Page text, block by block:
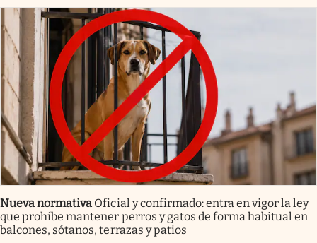
Nueva normativa Oficial y confirmado: entra en vigor la ley
que prohíbe mantener perros y gatos de forma habitual en
balcones, sótanos, terrazas y patios